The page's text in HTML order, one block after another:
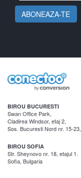
BIROU BUCURESTI
Swan Office Park,
Cladirea Windsor, etaj 2,
Sos. Bucuresti Nord nr. 15-23,
BIROU SOFIA
Str. Sheynovo nr. 18, etajul 1.
Sofia, Bulgaria